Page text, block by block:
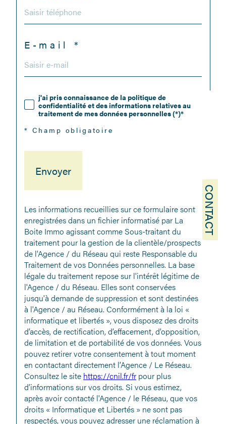
CONTACT
E-mail *
j'ai pris connaissance de la politique de
confidentialité et des informations relatives au
traitement de mes données personnelles (*)*
* Champ obligatoire
Envoyer
Les informations recueillies sur ce formulaire sont
enregistrées dans un fichier informatisé par La
Boite Immo agissant comme Sous-traitant du
traitement pour la gestion de la clientèle/prospects
de l'Agence / du Réseau qui reste Responsable du
Traitement de vos Données personnelles. La base
légale du traitement repose sur l'intérêt légitime de
l'Agence / du Réseau. Elles sont conservées
jusqu'à demande de suppression et sont destinées
à l'Agence / au Réseau. Conformément à la loi «
informatique et libertés », vous disposez des droits
d’accès, de rectification, d’effacement, d’opposition,
de limitation et de portabilité de vos données. Vous
pouvez retirer votre consentement à tout moment
en contactant directement l’Agence / Le Réseau.
Consultez le site https://cnil.fr/fr pour plus
d’informations sur vos droits. Si vous estimez,
après avoir contacté l'Agence / le Réseau, que vos
droits « Informatique et Libertés » ne sont pas
respectés, vous pouvez adresser une réclamation à